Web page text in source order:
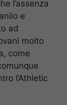
l’assenza
e
ad
molto
come
l’Athletic